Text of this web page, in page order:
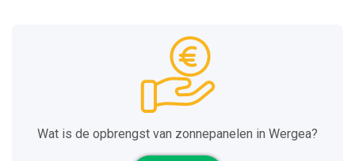
Wat is de opbrengst van zonnepanelen in Wergea?